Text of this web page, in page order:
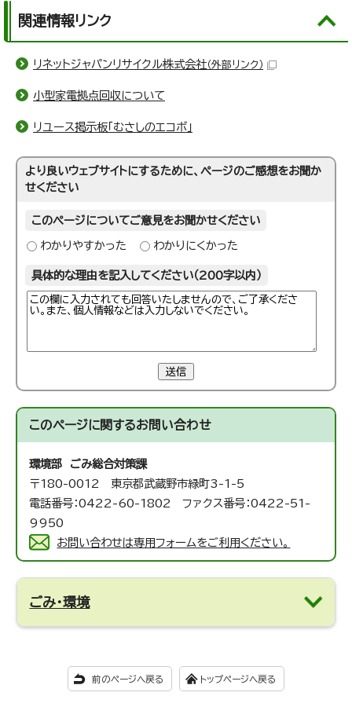
関連情報リンク
リネットジャパンリサイクル株式会社（外部リンク）
小型家電拠点回収について
リユース掲示板「むさしのエコボ」
より良いウェブサイトにするために、ページのご感想をお聞か
せください
このページについてご意見をお聞かせください
わかりやすかった わかりにくかった
具体的な理由を記入してください（200字以内）
送信
このページに関するお問い合わせ
環境部 ごみ総合対策課
〒180-0012 東京都武蔵野市緑町3-1-5
電話番号：0422-60-1802 ファクス番号：0422-51-
9950
お問い合わせは専用フォームをご利用ください。
ごみ・環境
前のページへ戻る トップページへ戻る